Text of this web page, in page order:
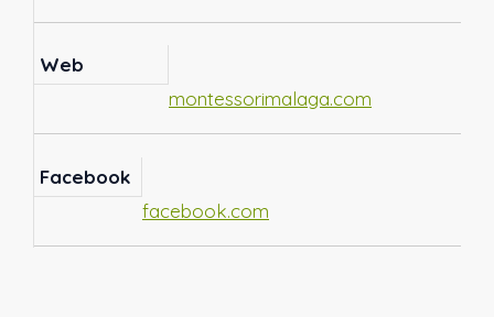
Web
montessorimalaga.com
Facebook
facebook.com